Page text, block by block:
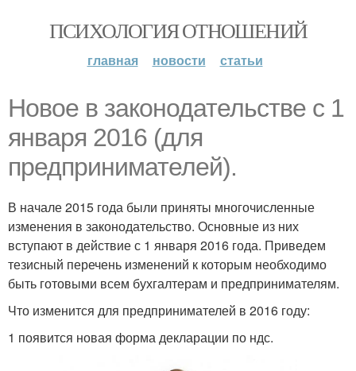
ПСИХОЛОГИЯ ОТНОШЕНИЙ
главная новости статьи
Новое в законодательстве с 1
января 2016 (для
предпринимателей).
В начале 2015 года были приняты многочисленные
изменения в законодательство. Основные из них
вступают в действие с 1 января 2016 года. Приведем
тезисный перечень изменений к которым необходимо
быть готовыми всем бухгалтерам и предпринимателям.
Что изменится для предпринимателей в 2016 году:
1 появится новая форма декларации по ндс.